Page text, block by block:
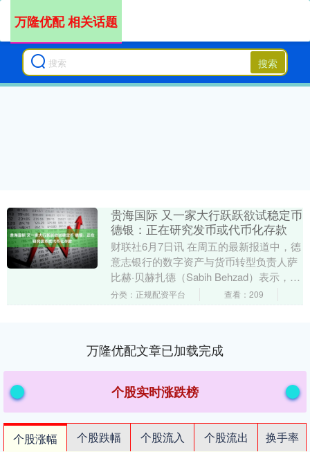
搜索
万隆优配 相关话题
贵海国际 又一家大行跃跃欲试稳定币
德银：正在研究发币或代币化存款
财联社6月7日讯 在周五的最新报道中，德
意志银行的数字资产与货币转型负责人萨
比赫·贝赫扎德（Sabih Behzad）表示，该
行正在研究稳定币和各类代币化存款形....
分类：正规配资平台 查看：209
万隆优配文章已加载完成
个股实时涨跌榜
个股涨幅 个股跌幅 个股流入 个股流出
换手率